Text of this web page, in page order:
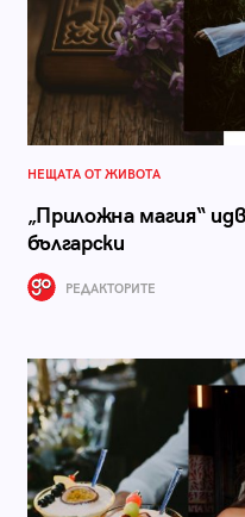
НЕЩАТА ОТ ЖИВОТА
„Приложна магия“
български
РЕДАКТОРИТЕ